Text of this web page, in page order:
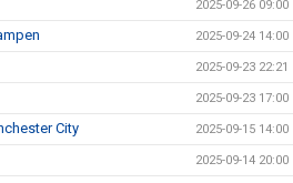
2025-09-26 09:00
2025-09-24 14:00
2025-09-23 22:21
2025-09-23 17:00
City 2025-09-15 14:00
2025-09-14 20:00